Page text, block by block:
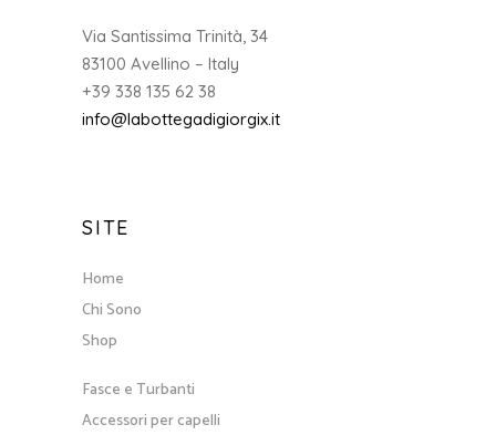
Via Santissima Trinità, 34
83100 Avellino – Italy
+39 338 135 62 38
info@labottegadigiorgix.it
SITE
Home
Chi Sono
Shop
Fasce e Turbanti
Accessori per capelli